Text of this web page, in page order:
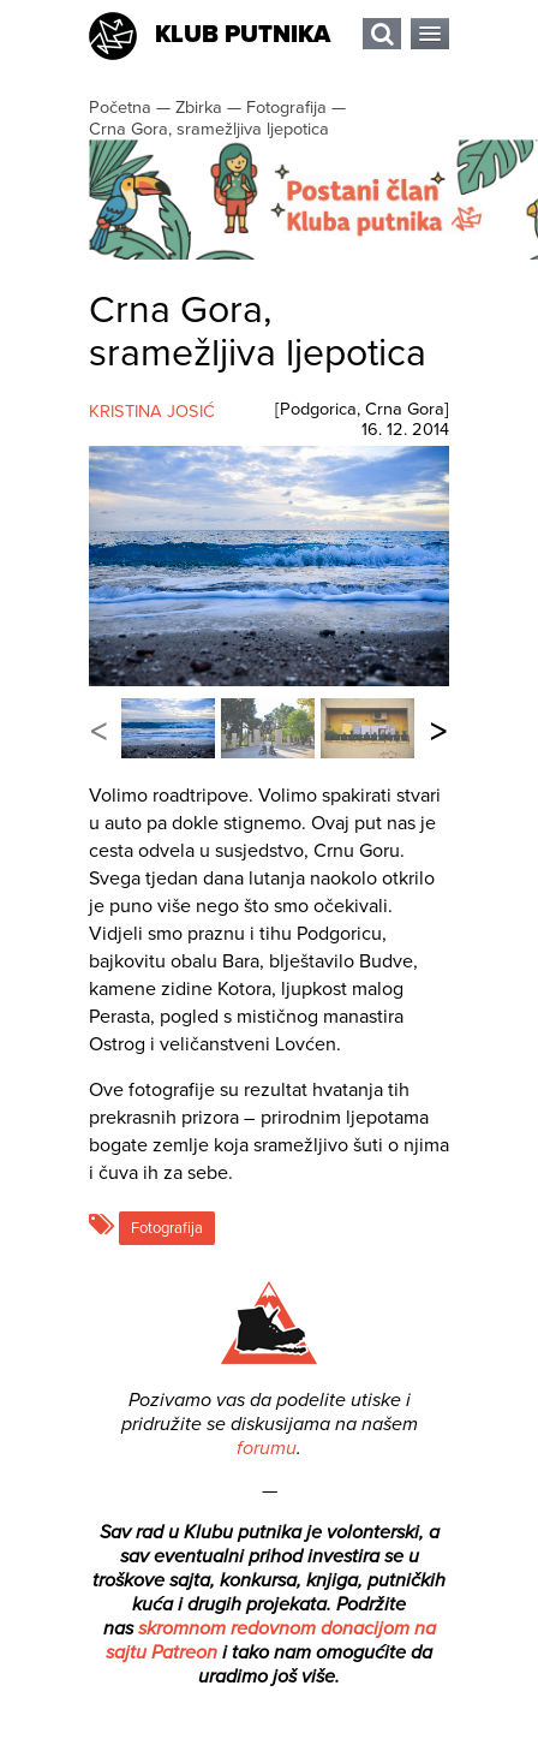
KLUB PUTNIKA
Početna — Zbirka — Fotografija —
Crna Gora, sramežljiva ljepotica
Crna Gora,
sramežljiva ljepotica
KRISTINA JOSIĆ [Podgorica, Crna Gora]
16. 12. 2014
< >
Volimo roadtripove. Volimo spakirati stvari
u auto pa dokle stignemo. Ovaj put nas je
cesta odvela u susjedstvo, Crnu Goru.
Svega tjedan dana lutanja naokolo otkrilo
je puno više nego što smo očekivali.
Vidjeli smo praznu i tihu Podgoricu,
bajkovitu obalu Bara, blještavilo Budve,
kamene zidine Kotora, ljupkost malog
Perasta, pogled s mističnog manastira
Ostrog i veličanstveni Lovćen.
Ove fotografije su rezultat hvatanja tih
prekrasnih prizora – prirodnim ljepotama
bogate zemlje koja sramežljivo šuti o njima
i čuva ih za sebe.
Fotografija
Pozivamo vas da podelite utiske i
pridružite se diskusijama na našem
forumu.
—
Sav rad u Klubu putnika je volonterski, a
sav eventualni prihod investira se u
troškove sajta, konkursa, knjiga, putničkih
kuća i drugih projekata. Podržite
nasskromnom redovnom donacijom na
sajtu Patreon i tako nam omogućite da
uradimo još više.